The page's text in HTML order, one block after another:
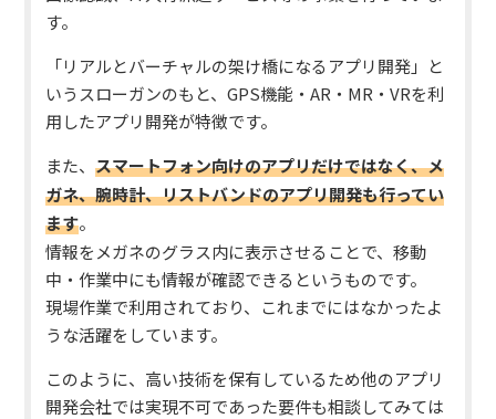
す。
「リアルとバーチャルの架け橋になるアプリ開発」と
いうスローガンのもと、GPS機能・AR・MR・VRを利
用したアプリ開発が特徴です。
また、スマートフォン向けのアプリだけではなく、メ
ガネ、腕時計、リストバンドのアプリ開発も行ってい
ます。
情報をメガネのグラス内に表示させることで、移動
中・作業中にも情報が確認できるというものです。
現場作業で利用されており、これまでにはなかったよ
うな活躍をしています。
このように、高い技術を保有しているため他のアプリ
開発会社では実現不可であった要件も相談してみては